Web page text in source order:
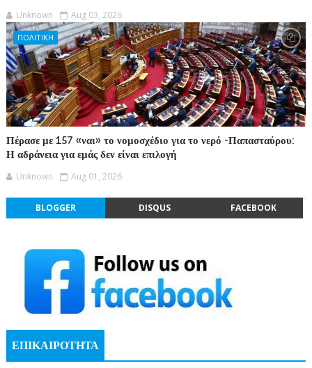
Unknown Aug 03, 2026
ΠΟΛΙΤΙΚΗ
Πέρασε με 157 «ναι» το νομοσχέδιο για το νερό -Παπασταύρου:
Η αδράνεια για εμάς δεν είναι επιλογή
Unknown Aug 01, 2026
BLOGGER DISQUS FACEBOOK
ΕΠΙΚΑΙΡΟΤΗΤΑ